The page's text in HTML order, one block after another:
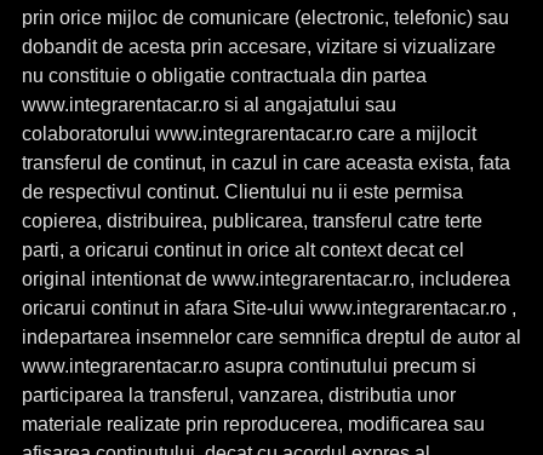
prin orice mijloc de comunicare (electronic, telefonic) sau
dobandit de acesta prin accesare, vizitare si vizualizare
nu constituie o obligatie contractuala din partea
www.integrarentacar.ro si al angajatului sau
colaboratorului www.integrarentacar.ro care a mijlocit
transferul de continut, in cazul in care aceasta exista, fata
de respectivul continut. Clientului nu ii este permisa
copierea, distribuirea, publicarea, transferul catre terte
parti, a oricarui continut in orice alt context decat cel
original intentionat de www.integrarentacar.ro, includerea
oricarui continut in afara Site-ului www.integrarentacar.ro ,
indepartarea insemnelor care semnifica dreptul de autor al
www.integrarentacar.ro asupra continutului precum si
participarea la transferul, vanzarea, distributia unor
materiale realizate prin reproducerea, modificarea sau